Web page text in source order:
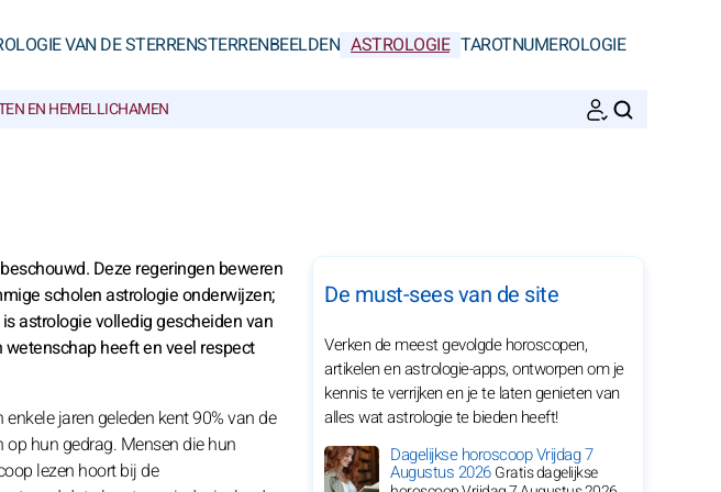
VAN DE STERRENSTERRENBEELDEN ASTROLOGIE TAROTNUMEROLOGIE
EN HEMELLICHAMEN
Deze regeringen beweren
scholen astrologie onderwijzen;
astrologie volledig gescheiden van
heeft en veel respect
jaren geleden kent 90% van de
hun gedrag. Mensen die hun
lezen hoort bij de
De must-sees van de site
Verken de meest gevolgde horoscopen,
artikelen en astrologie-apps, ontworpen om je
kennis te verrijken en je te laten genieten van
alles wat astrologie te bieden heeft!
Dagelijkse horoscoop Vrijdag 7
Augustus 2026Gratis dagelijkse